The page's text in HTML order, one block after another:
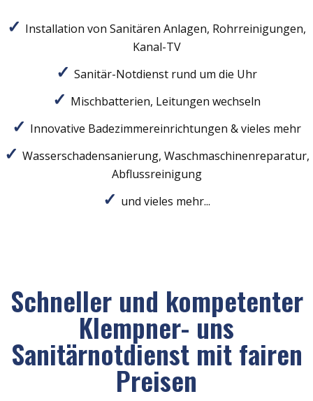
Installation von Sanitären Anlagen, Rohrreinigungen,
Kanal-TV
Sanitär-Notdienst rund um die Uhr
Mischbatterien, Leitungen wechseln
Innovative Badezimmereinrichtungen & vieles mehr
Wasserschadensanierung, Waschmaschinenreparatur,
Abflussreinigung
und vieles mehr...
Schneller und kompetenter
Klempner- uns
Sanitärnotdienst mit fairen
Preisen